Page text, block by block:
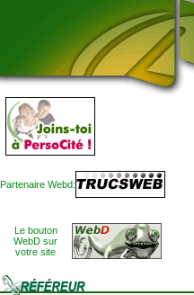
Partenaire Webd:
Le bouton
WebD sur
votre site